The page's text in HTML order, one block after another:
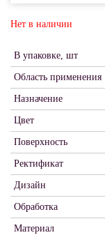
Нет в наличии
В упаковке, шт
Область применения
Назначение
Цвет
Поверхность
Ректификат
Дизайн
Обработка
Материал